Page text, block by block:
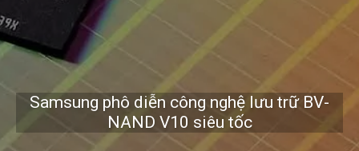
Samsung phô diễn công nghệ lưu trữ BV-
NAND V10 siêu tốc